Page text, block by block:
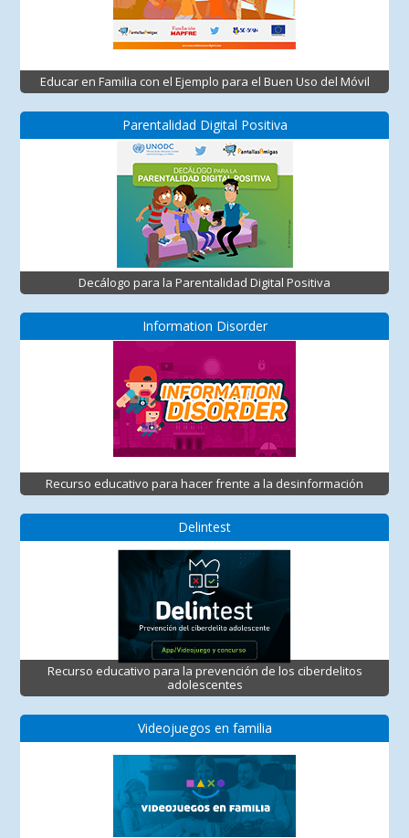
Educar en Familia con el Ejemplo para el Buen Uso del Móvil
Parentalidad Digital Positiva
Decálogo para la Parentalidad Digital Positiva
Information Disorder
Recurso educativo para hacer frente a la desinformación
Delintest
Recurso educativo para la prevención de los ciberdelitos
adolescentes
Videojuegos en familia